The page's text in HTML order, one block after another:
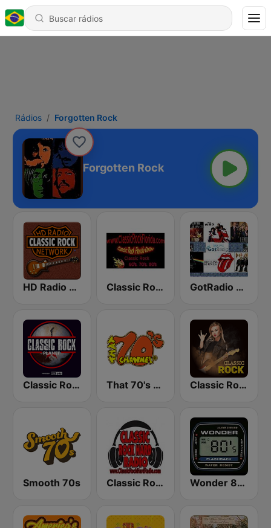
Rádios Forgotten Rock
Forgotten Rock
HD Radio - Classic Rock Classic Rock Florida GotRadio - Classic Rock
Classic Rock Planet That 70's Channel Classic Rock Station
Smooth 70s Classic Rock Hard Radio Wonder 80's